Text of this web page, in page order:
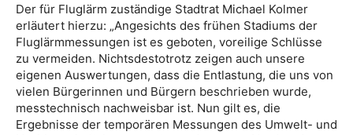
Der für Fluglärm zuständige Stadtrat Michael Kolmer
erläutert hierzu: „Angesichts des frühen Stadiums der
Fluglärmmessungen ist es geboten, voreilige Schlüsse
zu vermeiden. Nichtsdestotrotz zeigen auch unsere
eigenen Auswertungen, dass die Entlastung, die uns von
vielen Bürgerinnen und Bürgern beschrieben wurde,
messtechnisch nachweisbar ist. Nun gilt es, die
Ergebnisse der temporären Messungen des Umwelt- und